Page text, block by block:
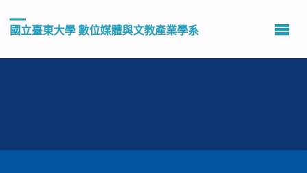
國立臺東大學 數位媒體與文教產業學系